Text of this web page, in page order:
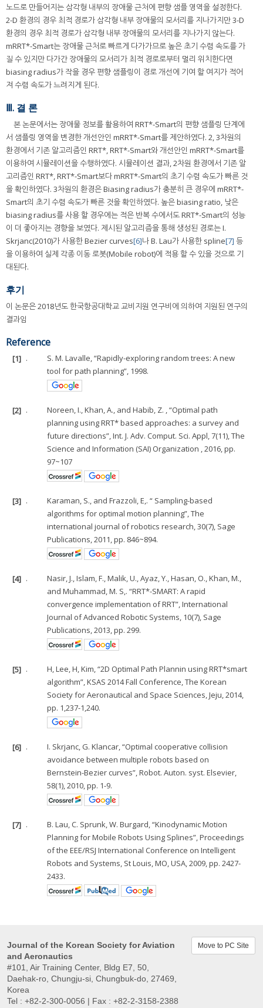
노드로 만들어지는 삼각형 내부의 장애물 근처에 편향 샘플 영역을 설정한다.
2-D 환경의 경우 최적 경로가 삼각형 내부 장애물의 모서리를 지나가지만 3-D
환경의 경우 최적 경로가 삼각형 내부 장애물의 모서리를 지나가지 않는다.
mRRT*-Smart는 장애물 근처로 빠르게 다가가므로 높은 초기 수렴 속도를 가
질 수 있지만 다가간 장애물의 모서리가 최적 경로로부터 멀리 위치한다면
biasing radius가 작을 경우 편향 샘플링이 경로 개선에 기여 할 여지가 적어
져 수렴 속도가 느려지게 된다.
Ⅲ. 결 론
본 논문에서는 장애물 정보를 활용하여 RRT*-Smart의 편향 샘플링 단계에
서 샘플링 영역을 변경한 개선안인 mRRT*-Smart를 제안하였다. 2, 3차원의
환경에서 기존 알고리즘인 RRT*, RRT*-Smart와 개선안인 mRRT*-Smart를
이용하여 시뮬레이션을 수행하였다. 시뮬레이션 결과, 2차원 환경에서 기존 알
고리즘인 RRT*, RRT*-Smart보다 mRRT*-Smart의 초기 수렴 속도가 빠른 것
을 확인하였다. 3차원의 환경은 Biasing radius가 충분히 큰 경우에 mRRT*-
Smart의 초기 수렴 속도가 빠른 것을 확인하였다. 높은 biasing ratio, 낮은
biasing radius를 사용 할 경우에는 적은 반복 수에서도 RRT*-Smart의 성능
이 더 좋아지는 경향을 보였다. 제시된 알고리즘을 통해 생성된 경로는 I.
Skrjanc(2010)가 사용한 Bezier curves[6]나 B. Lau가 사용한 spline[7] 등
을 이용하여 실제 각종 이동 로봇(Mobile robot)에 적용 할 수 있을 것으로 기
대된다.
후기
이 논문은 2018년도 한국항공대학교 교비지원 연구비에 의하여 지원된 연구의
결과임
Reference
[1] .
S. M. Lavalle, “Rapidly-exploring random trees: A new
tool for path planning”, 1998.
[2] .
Noreen, I., Khan, A., and Habib, Z. , “Optimal path
planning using RRT* based approaches: a survey and
future directions”, Int. J. Adv. Comput. Sci. Appl, 7(11), The
Science and Information (SAI) Organization , 2016, pp.
97~107
[3] .
Karaman, S., and Frazzoli, E,. “ Sampling-based
algorithms for optimal motion planning”, The
international journal of robotics research, 30(7), Sage
Publications, 2011, pp. 846~894.
[4] .
Nasir, J., Islam, F., Malik, U., Ayaz, Y., Hasan, O., Khan, M.,
and Muhammad, M. S,. “RRT*-SMART: A rapid
convergence implementation of RRT”, International
Journal of Advanced Robotic Systems, 10(7), Sage
Publications, 2013, pp. 299.
[5] .
H, Lee, H, Kim, “2D Optimal Path Plannin using RRT*smart
algorithm”, KSAS 2014 Fall Conference, The Korean
Society for Aeronautical and Space Sciences, Jeju, 2014,
pp. 1,237-1,240.
[6] .
I. Skrjanc, G. Klancar, “Optimal cooperative collision
avoidance between multiple robots based on
Bernstein-Bezier curves”, Robot. Auton. syst. Elsevier,
58(1), 2010, pp. 1-9.
[7] .
B. Lau, C. Sprunk, W. Burgard, “Kinodynamic Motion
Planning for Mobile Robots Using Splines”, Proceedings
of the EEE/RSJ International Conference on Intelligent
Robots and Systems, St Louis, MO, USA, 2009, pp. 2427-
2433.
Journal of the Korean Society for Aviation
and Aeronautics
#101, Air Training Center, Bldg E7, 50,
Daehak-ro, Chungju-si, Chungbuk-do, 27469,
Korea
Tel : +82-2-300-0056 | Fax : +82-2-3158-2388
Move to PC Site